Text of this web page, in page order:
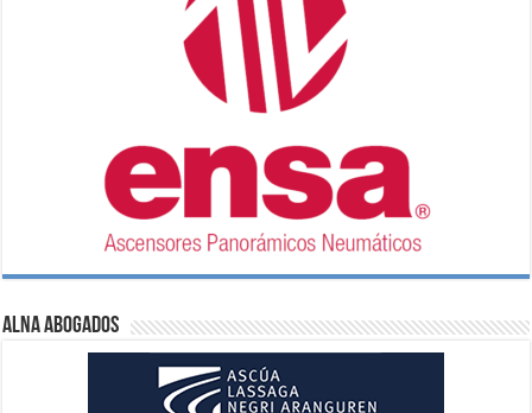
ALNA Abogados